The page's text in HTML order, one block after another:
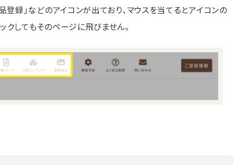
登録」などのアイコンが出ており、マウスを当てるとアイコンの
クしてもそのページに飛びません。